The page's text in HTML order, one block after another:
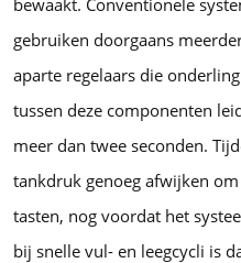
gebruiken doorgaans
aparte regelaars die
tussen deze componenten
meer dan twee seconden.
tankdruk genoeg afwijken
tasten, nog voordat het
bij snelle vul- en leegcycli is